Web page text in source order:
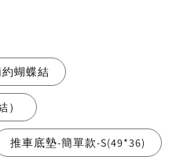
蝴蝶結
推車底墊-簡單款-S(49*36)